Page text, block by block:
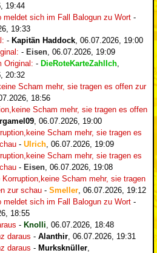
19:44
meldet sich im Fall Balogun zu Wort -
19:33
- Kapitän Haddock 06.07.2026, 19:00
- Eisen 06.07.2026, 19:09
Original: - DieRoteKarteZahlIch
20:32
Scham mehr, sie tragen es offen zur
18:56
Scham mehr, sie tragen es offen
06.07.2026, 19:00
Scham mehr, sie tragen es
- Ulrich 06.07.2026, 19:09
Scham mehr, sie tragen es
- Eisen 06.07.2026, 19:08
Korruption,keine Scham mehr, sie tragen
zur schau - Smeller 06.07.2026, 19:12
meldet sich im Fall Balogun zu Wort -
18:55
- Knolli 06.07.2026, 18:48
daraus - Alanthir 06.07.2026, 19:31
daraus - Murksknüller